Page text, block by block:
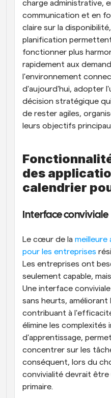
charge administrative,
communication et en
claire sur la
planification
fonctionner plus
rapidement aux
l'environnement
d'aujourd'hui, adopter
décision stratégique
de rester agiles,
leurs objectifs
des
calendrier
Interface conviviale
Le cœur de la meilleure
pour les entreprises
Les entreprises ont
seulement capable,
Une interface
sans heurts,
contribuant à
élimine les complexités
d'apprentissage,
concentrer sur les
conséquent, lors du
convivialité devrait
primaire.